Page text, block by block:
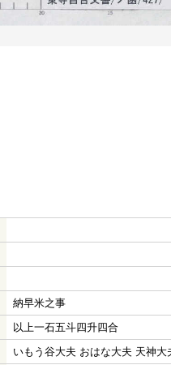
納早米之事
以上一石五斗四升四合
いもう谷大夫 おはな大夫 天神